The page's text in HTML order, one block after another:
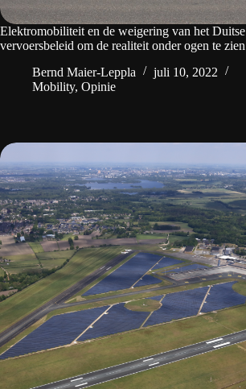
Elektromobiliteit en de weigering van het Duitse
vervoersbeleid om de realiteit onder ogen te zien
Bernd Maier-Leppla
juli 10, 2022
Mobility, Opinie